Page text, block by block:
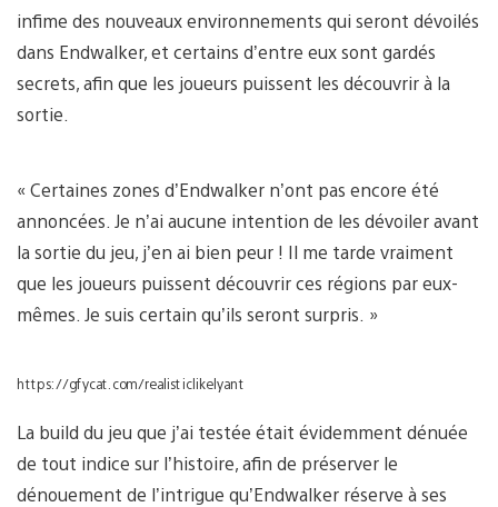
infime des nouveaux environnements qui seront dévoilés
dans Endwalker, et certains d’entre eux sont gardés
secrets, afin que les joueurs puissent les découvrir à la
sortie.
« Certaines zones d’Endwalker n’ont pas encore été
annoncées. Je n’ai aucune intention de les dévoiler avant
la sortie du jeu, j’en ai bien peur ! Il me tarde vraiment
que les joueurs puissent découvrir ces régions par eux-
mêmes. Je suis certain qu’ils seront surpris. »
https://gfycat.com/realisticlikelyant
La build du jeu que j’ai testée était évidemment dénuée
de tout indice sur l’histoire, afin de préserver le
dénouement de l’intrigue qu’Endwalker réserve à ses